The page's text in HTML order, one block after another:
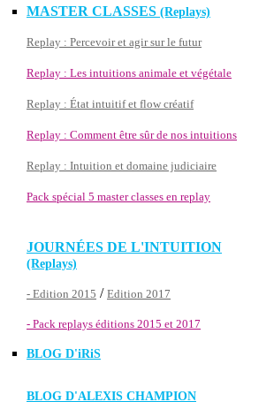
MASTER CLASSES (Replays)
Replay : Percevoir et agir sur le futur
Replay : Les intuitions animale et végétale
Replay : État intuitif et flow créatif
Replay : Comment être sûr de nos intuitions
Replay : Intuition et domaine judiciaire
Pack spécial 5 master classes en replay
JOURNÉES DE L'INTUITION
(Replays)
- Edition 2015 / Edition 2017
- Pack replays éditions 2015 et 2017
BLOG D'iRiS
BLOG D'ALEXIS CHAMPION